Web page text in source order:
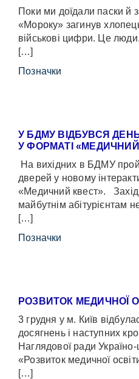
Поки ми доїдали паски й
«Мороку» загинув
військові цифри. Це
[…]
Позначки
У БДМУ ВІДБУВСЯ
У ФОРМАТІ
На вихідних в БДМУ
дверей у новому
«Медичний квест».
майбутнім абітурієнтам
[…]
Позначки
РОЗВИТОК МЕДИЧНОЇ
3 грудня у м. Київ
досягнень і наступних
Наглядової ради
«Розвиток медичної
[…]